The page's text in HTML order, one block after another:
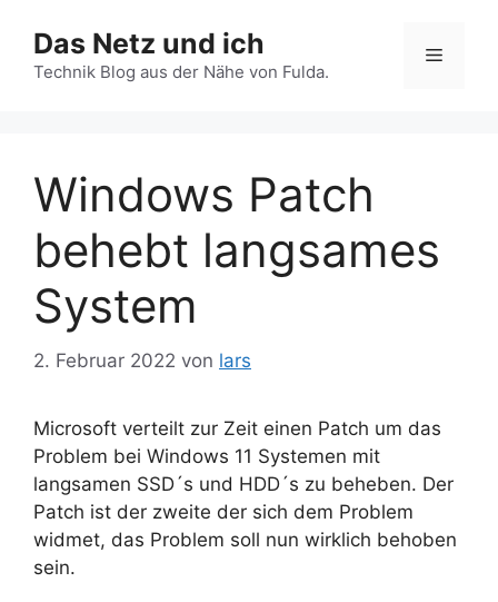
Inhalt
springen
Das Netz und ich
Technik Blog aus der Nähe von Fulda.
Menü
Windows Patch
behebt langsames
System
2. Februar 2022 von lars
Microsoft verteilt zur Zeit einen Patch um das
Problem bei Windows 11 Systemen mit
langsamen SSD´s und HDD´s zu beheben. Der
Patch ist der zweite der sich dem Problem
widmet, das Problem soll nun wirklich behoben
sein.